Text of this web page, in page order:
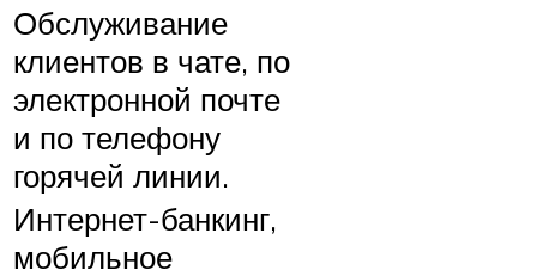
Обслуживание
клиентов в чате, по
электронной почте
и по телефону
горячей линии.
Интернет-банкинг,
мобильное